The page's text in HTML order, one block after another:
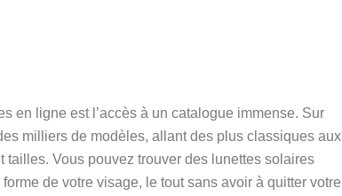
en ligne est l’accès à un catalogue immense. Sur
milliers de modèles, allant des plus classiques aux
Vous pouvez trouver des lunettes solaires
de votre visage, le tout sans avoir à quitter votre